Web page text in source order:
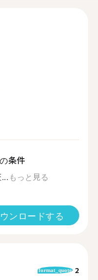
条件
もっと見る
ンロードする
format_quote 2